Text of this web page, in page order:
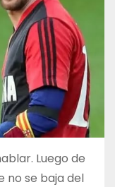
Luego de
no se baja del